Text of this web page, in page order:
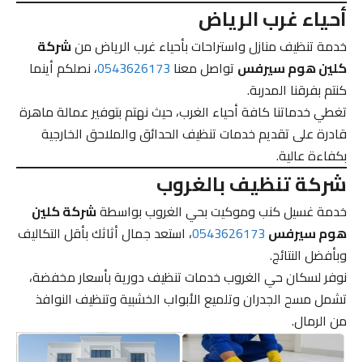
أحياء غرب الرياض
خدمة تنظيف منازل واستراحات بأحياء غرب الرياض منشركة
كلين هوم سيرفستواصل معنا0543626173، نصلكم أينما
كنتم بفرقنا المدربة.
تغطي خدماتنا كافة أحياء الغرب، حيث نهتم بتوفير عمالة ماهرة
قادرة على تقديم خدمات تنظيف الحدائق والملاحق الخارجية
بكفاءة عالية.
شركة تنظيف بالغروب
خدمة غسيل كنب وموكيت بحي الغروب بواسطةشركة كلين
هوم سيرفس0543626173، استعد جمال أثاثك بأقل التكاليف
وبأفضل النتائج.
نوفر لسكان حي الغروب خدمات تنظيف دورية بأسعار مخفضة،
تشمل مسح الجدران وتلميع الأبواب الخشبية وتنظيف النوافذ
من الرمال.